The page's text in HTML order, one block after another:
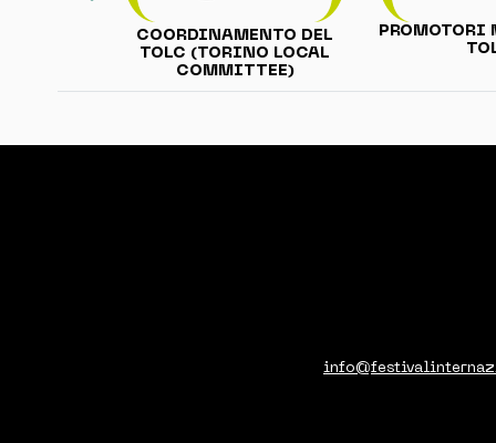
COORDINAMENTO DEL
TOLC (TORINO LOCAL
COMMITTEE)
PROMOTORI